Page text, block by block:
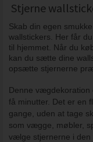
Stjerne
Skab din egen
wallstickers. Her får
til hjemmet. Når du
kan du sætte dine
opsætte stjernerne
Denne vægdekoration
få minutter. Det er en
gange, uden at tage
som vægge, møbler,
vælge stjernerne i den